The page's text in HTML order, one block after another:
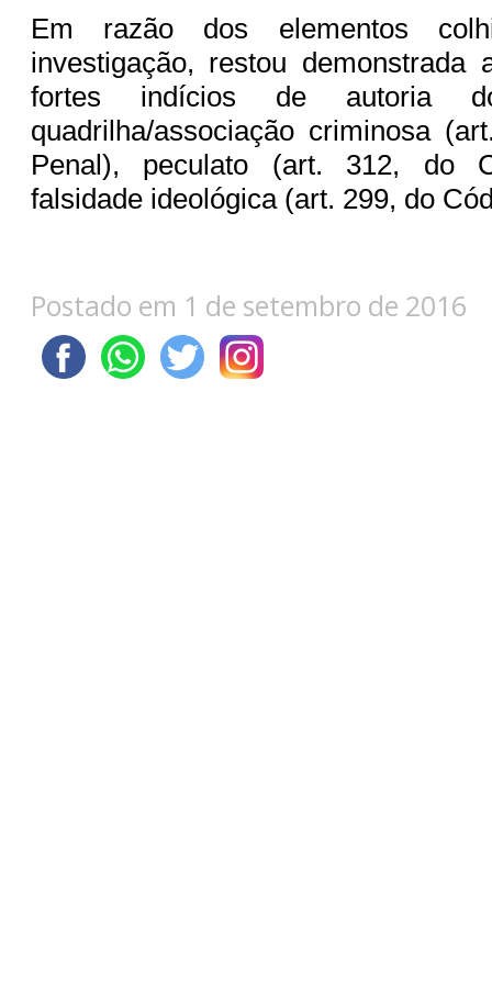
Em razão dos elementos
investigação, restou demonstrada
fortes indícios de autoria
quadrilha/associação criminosa
Penal), peculato (art. 312, do
falsidade ideológica (art. 299, do
Postado em 1 de setembro de 2016